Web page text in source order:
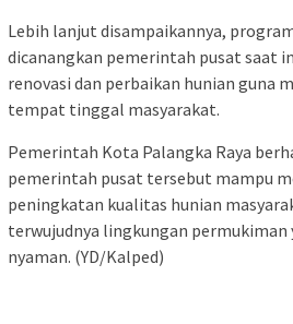
Lebih lanjut disampaikannya,
dicanangkan pemerintah pusat saat
renovasi dan perbaikan hunian guna
tempat tinggal masyarakat.
Pemerintah Kota Palangka Raya
pemerintah pusat tersebut mampu
peningkatan kualitas hunian
terwujudnya lingkungan permukiman
nyaman. (YD/Kalped)